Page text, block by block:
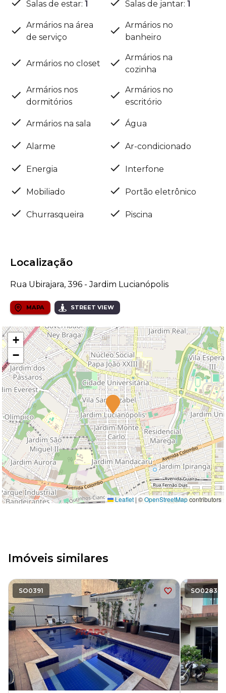
Salas de estar: 1 Salas de jantar: 1
Armários na área
de serviço
Armários no
banheiro
Armários no closet
Armários na
cozinha
Armários nos
dormitórios
Armários no
escritório
Armários na sala Água
Alarme Ar-condicionado
Energia Interfone
Mobiliado Portão eletrônico
Churrasqueira Piscina
Localização
Rua Ubirajara, 396 - Jardim Lucianópolis
MAPA STREET VIEW
+
−
Leaflet | ©OpenStreetMapcontributors
Imóveis similares
SO0391 SO0283